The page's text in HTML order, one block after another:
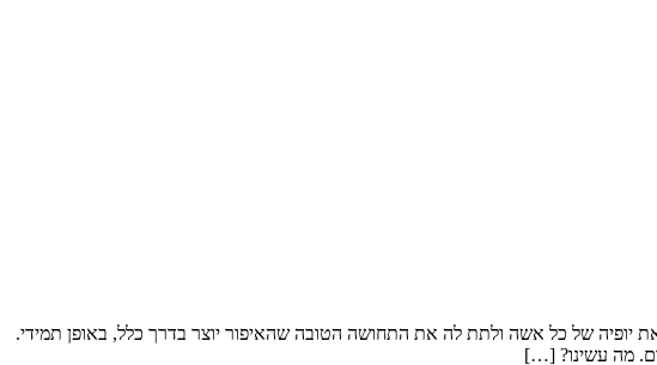
את יופיה של כל אשה ולתת לה את התחושה הטובה שהאיפור יוצר בדרך כלל, באופן תמידי.
מה עשינו? […]